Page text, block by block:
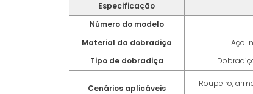
Especificação
Número do modelo
Material da dobradiça
Aço
Tipo de dobradiça
Cenários aplicáveis
Roupeiro,